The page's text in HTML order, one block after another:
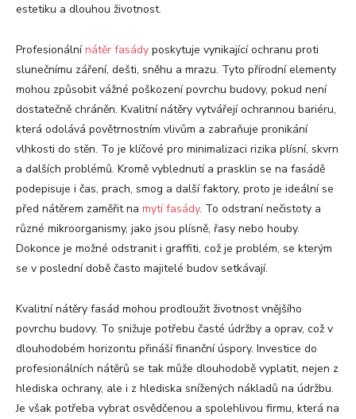
estetiku a dlouhou životnost.
Profesionálnínátěr fasády poskytuje vynikající ochranu proti
slunečnímu záření, dešti, sněhu a mrazu. Tyto přírodní elementy
mohou způsobit vážné poškození povrchu budovy, pokud není
dostatečně chráněn. Kvalitní nátěry vytvářejí ochrannou bariéru,
která odolává povětrnostním vlivům a zabraňuje pronikání
vlhkosti do stěn. To je klíčové pro minimalizaci rizika plísní, skvrn
a dalších problémů. Kromě vyblednutí a prasklin se na fasádě
podepisuje i čas, prach, smog a další faktory, proto je ideální se
před nátěrem zaměřit na mytí fasády. To odstraní nečistoty a
různé mikroorganismy, jako jsou plísně, řasy nebo houby.
Dokonce je možné odstranit i graffiti, což je problém, se kterým
se v poslední době často majitelé budov setkávají.
Kvalitní nátěry fasád mohou prodloužit životnost vnějšího
povrchu budovy. To snižuje potřebu časté údržby a oprav, což v
dlouhodobém horizontu přináší finanční úspory. Investice do
profesionálních nátěrů se tak může dlouhodobě vyplatit, nejen z
hlediska ochrany, ale i z hlediska snížených nákladů na údržbu.
Je však potřeba vybrat osvědčenou a spolehlivou firmu, která na